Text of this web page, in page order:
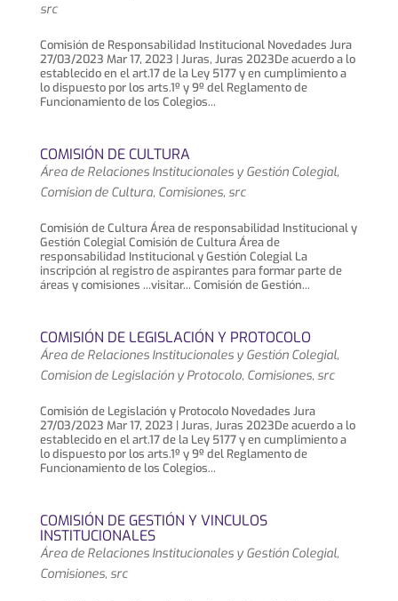
src
Comisión de Responsabilidad Institucional Novedades Jura
27/03/2023 Mar 17, 2023 | Juras, Juras 2023De acuerdo a lo
establecido en el art.17 de la Ley 5177 y en cumplimiento a
lo dispuesto por los arts.1º y 9º del Reglamento de
Funcionamiento de los Colegios...
COMISIÓN DE CULTURA
Área de Relaciones Institucionales y Gestión Colegial,
Comision de Cultura, Comisiones, src
Comisión de Cultura Área de responsabilidad Institucional y
Gestión Colegial Comisión de Cultura Área de
responsabilidad Institucional y Gestión Colegial La
inscripción al registro de aspirantes para formar parte de
áreas y comisiones ...visitar... Comisión de Gestión...
COMISIÓN DE LEGISLACIÓN Y PROTOCOLO
Área de Relaciones Institucionales y Gestión Colegial,
Comision de Legislación y Protocolo, Comisiones, src
Comisión de Legislación y Protocolo Novedades Jura
27/03/2023 Mar 17, 2023 | Juras, Juras 2023De acuerdo a lo
establecido en el art.17 de la Ley 5177 y en cumplimiento a
lo dispuesto por los arts.1º y 9º del Reglamento de
Funcionamiento de los Colegios...
COMISIÓN DE GESTIÓN Y VINCULOS
INSTITUCIONALES
Área de Relaciones Institucionales y Gestión Colegial,
Comisiones, src